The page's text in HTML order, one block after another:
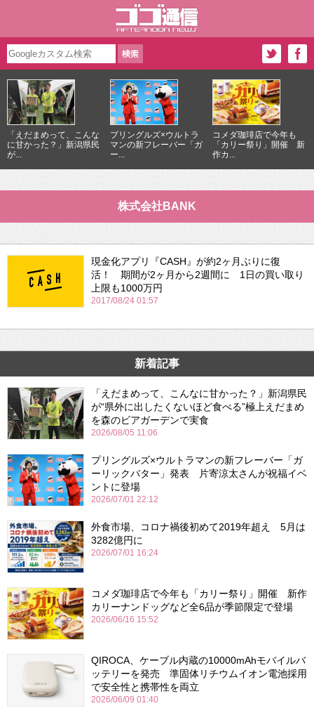
「えだまめって、こんな
に甘かった？」新潟県民
が...
プリングルズ×ウルトラ
マンの新フレーバー「ガ
ー...
コメダ珈琲店で今年も
「カリー祭り」開催 新
作カ...
株式会社BANK
現金化アプリ『CASH』が約2ヶ月ぶりに復
活！ 期間が2ヶ月から2週間に 1日の買い取り
上限も1000万円
2017/08/24 01:57
新着記事
「えだまめって、こんなに甘かった？」新潟県民
が“県外に出したくないほど食べる”極上えだまめ
を森のビアガーデンで実食
2026/08/05 11:06
プリングルズ×ウルトラマンの新フレーバー「ガ
ーリックバター」発表 片寄涼太さんが祝福イベ
ントに登場
2026/07/01 22:12
外食市場、コロナ禍後初めて2019年超え 5月は
3282億円に
2026/07/01 16:24
コメダ珈琲店で今年も「カリー祭り」開催 新作
カリーナンドッグなど全6品が季節限定で登場
2026/06/16 15:52
QIROCA、ケーブル内蔵の10000mAhモバイルバ
ッテリーを発売 準固体リチウムイオン電池採用
で安全性と携帯性を両立
2026/06/09 01:40